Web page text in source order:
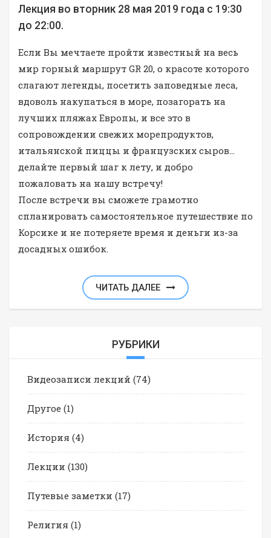
Лекция во вторник 28 мая 2019 года с 19:30
до 22:00.
Если Вы мечтаете пройти известный на весь
мир горный маршрут GR 20, о красоте которого
слагают легенды, посетить заповедные леса,
вдоволь накупаться в море, позагорать на
лучших пляжах Европы, и все это в
сопровождении свежих морепродуктов,
итальянской пиццы и французских сыров…
делайте первый шаг к лету, и добро
пожаловать на нашу встречу!
После встречи вы сможете грамотно
спланировать самостоятельное путешествие по
Корсике и не потеряете время и деньги из-за
досадных ошибок.
ЧИТАТЬ ДАЛЕЕ
РУБРИКИ
Видеозаписи лекций (74)
Другое (1)
История (4)
Лекции (130)
Путевые заметки (17)
Религия (1)